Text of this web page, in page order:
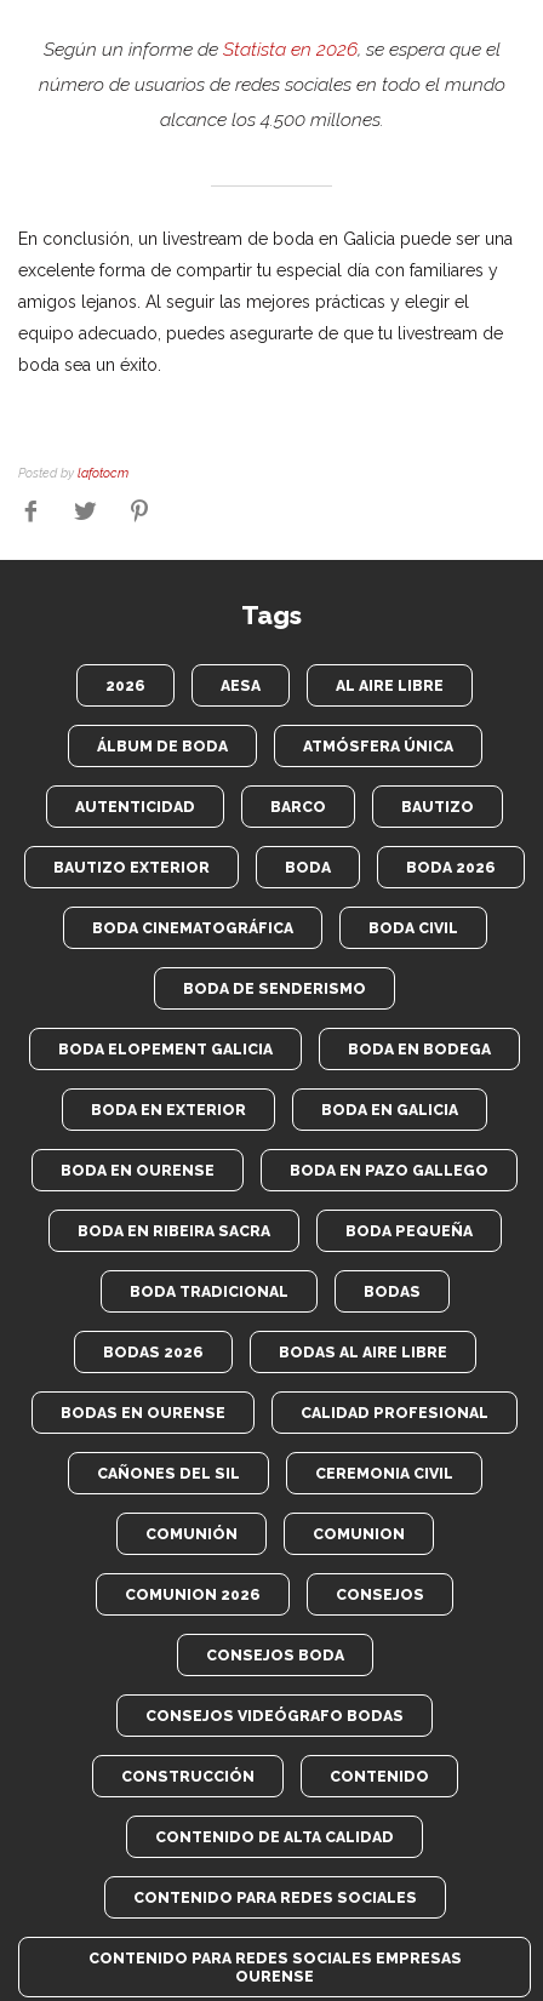
Según un informe de Statista en 2026, se espera que el
número de usuarios de redes sociales en todo el mundo
alcance los 4.500 millones.
En conclusión, un livestream de boda en Galicia puede ser una
excelente forma de compartir tu especial día con familiares y
amigos lejanos. Al seguir las mejores prácticas y elegir el
equipo adecuado, puedes asegurarte de que tu livestream de
boda sea un éxito.
Posted by lafotocm
Tags
2026 AESA AL AIRE LIBRE
ÁLBUM DE BODA ATMÓSFERA ÚNICA
AUTENTICIDAD BARCO BAUTIZO
BAUTIZO EXTERIOR BODA BODA 2026
BODA CINEMATOGRÁFICA BODA CIVIL
BODA DE SENDERISMO
BODA ELOPEMENT GALICIA BODA EN BODEGA
BODA EN EXTERIOR BODA EN GALICIA
BODA EN OURENSE BODA EN PAZO GALLEGO
BODA EN RIBEIRA SACRA BODA PEQUEÑA
BODA TRADICIONAL BODAS
BODAS 2026 BODAS AL AIRE LIBRE
BODAS EN OURENSE CALIDAD PROFESIONAL
CAÑONES DEL SIL CEREMONIA CIVIL
COMUNIÓN COMUNION
COMUNION 2026 CONSEJOS
CONSEJOS BODA
CONSEJOS VIDEÓGRAFO BODAS
CONSTRUCCIÓN CONTENIDO
CONTENIDO DE ALTA CALIDAD
CONTENIDO PARA REDES SOCIALES
CONTENIDO PARA REDES SOCIALES EMPRESAS
OURENSE